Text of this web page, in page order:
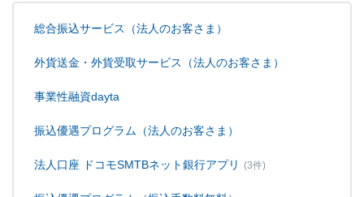
総合振込サービス（法人のお客さま）
外貨送金・外貨受取サービス（法人のお客さま）
事業性融資dayta
振込優遇プログラム（法人のお客さま）
法人口座 ドコモSMTBネット銀行アプリ (3件)